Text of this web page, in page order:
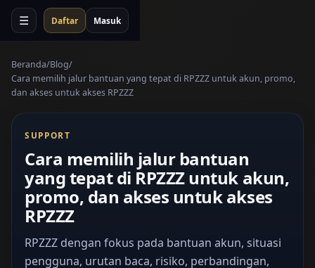
☰ Daftar Masuk
Beranda Blog
Cara memilih jalur bantuan yang tepat di RPZZZ untuk akun, promo,
dan akses untuk akses RPZZZ
SUPPORT
Cara memilih jalur bantuan
yang tepat di RPZZZ untuk akun,
promo, dan akses untuk akses
RPZZZ
RPZZZ dengan fokus pada bantuan akun, situasi
pengguna, urutan baca, risiko, perbandingan,